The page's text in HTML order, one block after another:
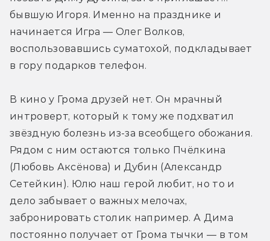
бывшую Игоря. Именно на празднике и
начинается Игра — Олег Волков,
воспользовавшись суматохой, подкладывает
в гору подарков телефон.
В кино у Грома друзей нет. Он мрачный
интроверт, который к тому же подхватил
звёздную болезнь из-за всеобщего обожания.
Рядом с ним остаются только Пчёлкина
(Любовь Аксёнова) и Дубин (Александр
Сетейкин). Юлю наш герой любит, но то и
дело забывает о важных мелочах,
забронировать столик например. А Дима
постоянно получает от Грома тычки — в том